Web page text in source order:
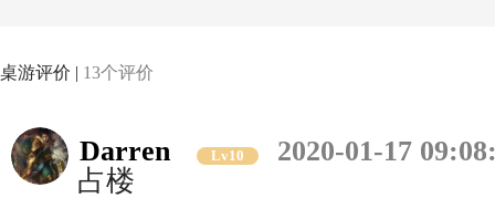
桌游评价 | 13个评价
Darren Lv10
2020-01-17
占楼